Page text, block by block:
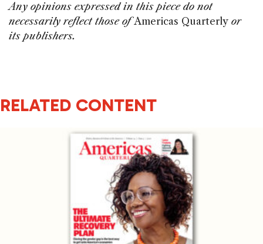
Any opinions expressed in this piece do not
necessarily reflect those ofAmericas Quarterly or
its publishers.
RELATED CONTENT